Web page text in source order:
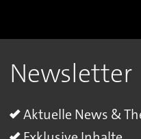
Newsletter
Aktuelle News &